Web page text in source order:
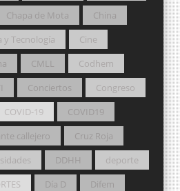
Chapa de Mota
China
y Tecnología
Cine
CMLL
Codhem
Conciertos
Congreso
COVID-19
COVID19
callejero
Cruz Roja
DDHH
deporte
Día D
Difem